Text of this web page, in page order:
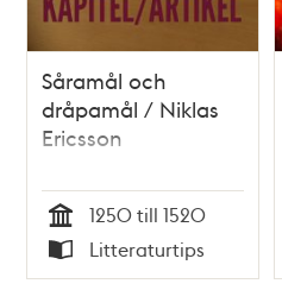
Såramål och
dråpamål / Niklas
Ericsson
Tid
1250 till 1520
Typ
Litteraturtips